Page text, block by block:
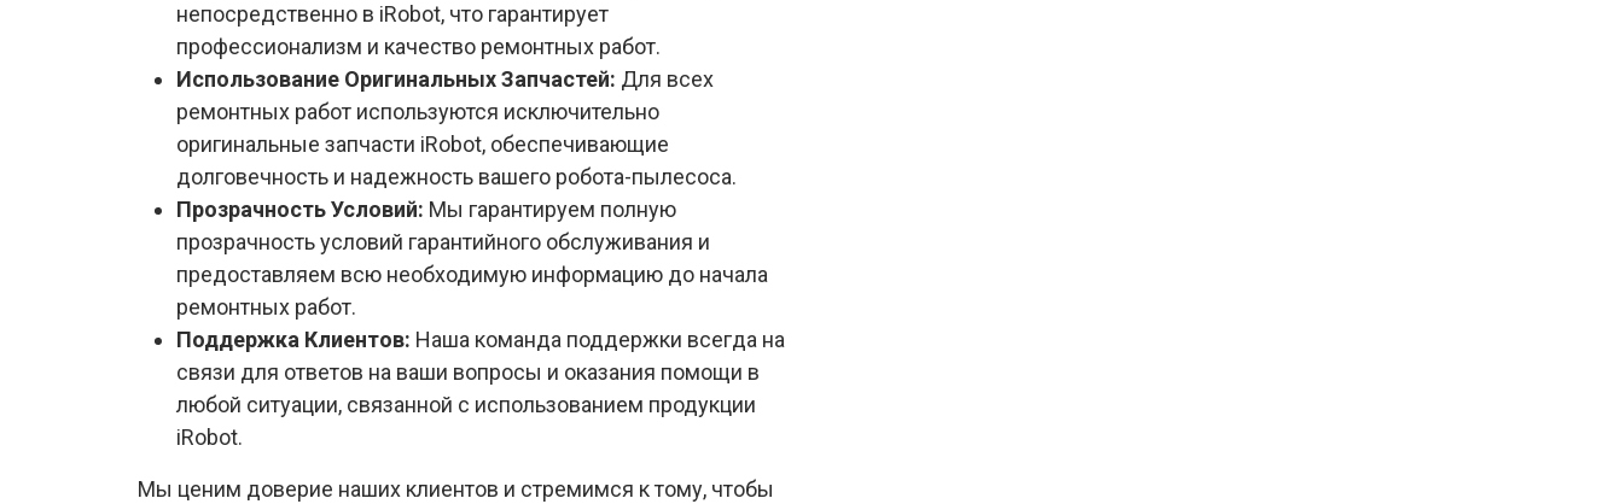
непосредственно в iRobot, что гарантирует
профессионализм и качество ремонтных работ.
Использование Оригинальных Запчастей: Для всех
ремонтных работ используются исключительно
оригинальные запчасти iRobot, обеспечивающие
долговечность и надежность вашего робота-пылесоса.
Прозрачность Условий: Мы гарантируем полную
прозрачность условий гарантийного обслуживания и
предоставляем всю необходимую информацию до начала
ремонтных работ.
Поддержка Клиентов: Наша команда поддержки всегда на
связи для ответов на ваши вопросы и оказания помощи в
любой ситуации, связанной с использованием продукции
iRobot.
Мы ценим доверие наших клиентов и стремимся к тому, чтобы